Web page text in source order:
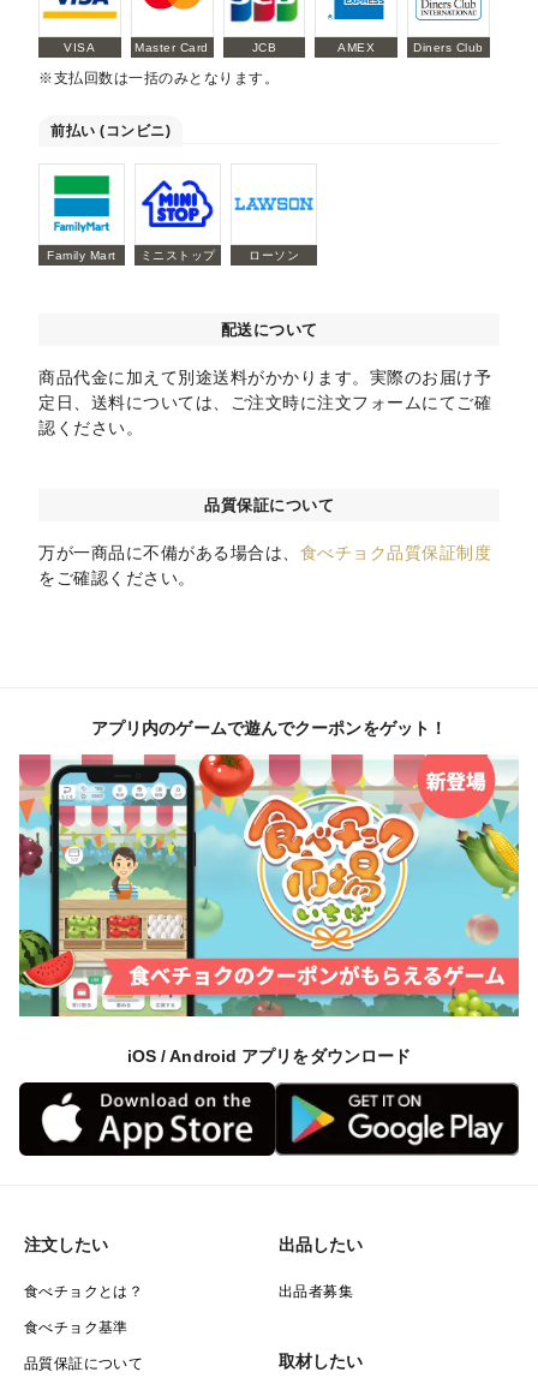
VISA Master Card JCB AMEX Diners Club
※支払回数は一括のみとなります。
前払い (コンビニ)
Family Mart ミニストップ ローソン
配送について
商品代金に加えて別途送料がかかります。実際のお届け予
定日、送料については、ご注文時に注文フォームにてご確
認ください。
品質保証について
万が一商品に不備がある場合は、 食べチョク品質保証制度
をご確認ください。
アプリ内のゲームで遊んでクーポンをゲット！
iOS / Android アプリをダウンロード
注文したい
食べチョクとは？
食べチョク基準
品質保証について
出品したい
出品者募集
取材したい